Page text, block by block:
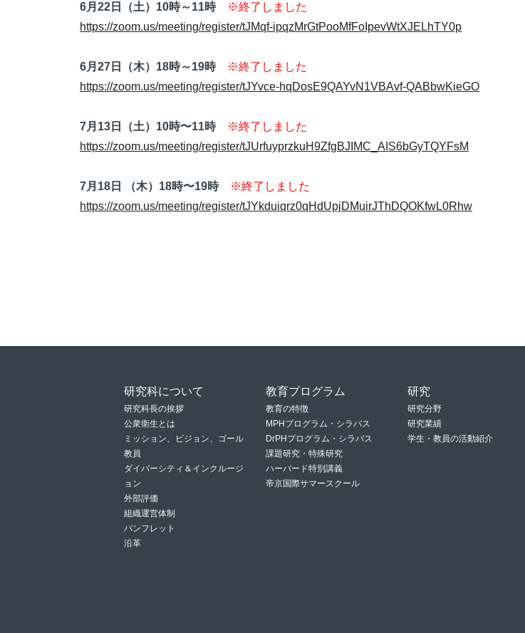
6月22日（土）10時～11時
※終了しました
https://zoom.us/meeting/register/tJMqf-ipqzMrGtPooMfFoIpevWtXJELhTY0p
6月27日（木）18時～19時
※終了しました
https://zoom.us/meeting/register/tJYvce-hqDosE9QAYvN1VBAvf-QABbwKieGO
7月13日（土）10時〜11時
※終了しました
https://zoom.us/meeting/register/tJUrfuyprzkuH9ZfgBJIMC_AIS6bGyTQYFsM
7月18日 （木）18時〜19時
※終了しました
https://zoom.us/meeting/register/tJYkduiqrz0qHdUpjDMuirJThDQOKfwL0Rhw
研究科について
研究科長の挨拶
公衆衛生とは
ミッション、ビジョン、ゴール
教員
ダイバーシティ＆インクルージ
ョン
外部評価
組織運営体制
パンフレット
沿革
教育プログラム
教育の特徴
MPHプログラム・シラバス
DrPHプログラム・シラバス
課題研究・特殊研究
ハーバード特別講義
帝京国際サマースクール
研究
研究分野
研究業績
学生・教員の活動紹介